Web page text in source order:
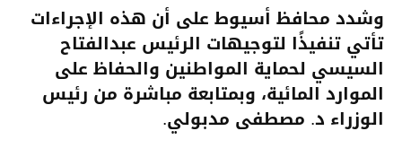
وشدد محافظ أسيوط على أن هذه الإجراءات
تأتي تنفيذًا لتوجيهات الرئيس عبدالفتاح
السيسي لحماية المواطنين والحفاظ على
الموارد المائية، وبمتابعة مباشرة من رئيس
الوزراء د. مصطفى مدبولي.